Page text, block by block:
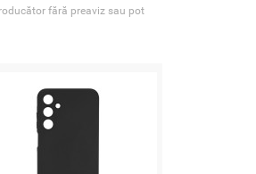
fără preaviz sau pot